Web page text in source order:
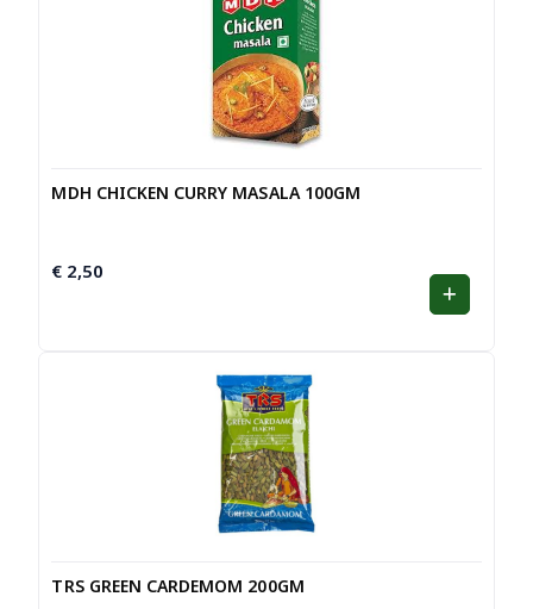
MDH CHICKEN CURRY MASALA 100GM
€ 2,50
TRS GREEN CARDEMOM 200GM